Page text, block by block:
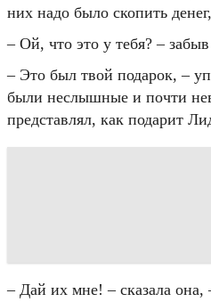
них надо было скопить
– Ой, что это у тебя? –
– Это был твой подарок, –
были неслышные и почти
представлял, как подарит
– Дай их мне! – сказала она,